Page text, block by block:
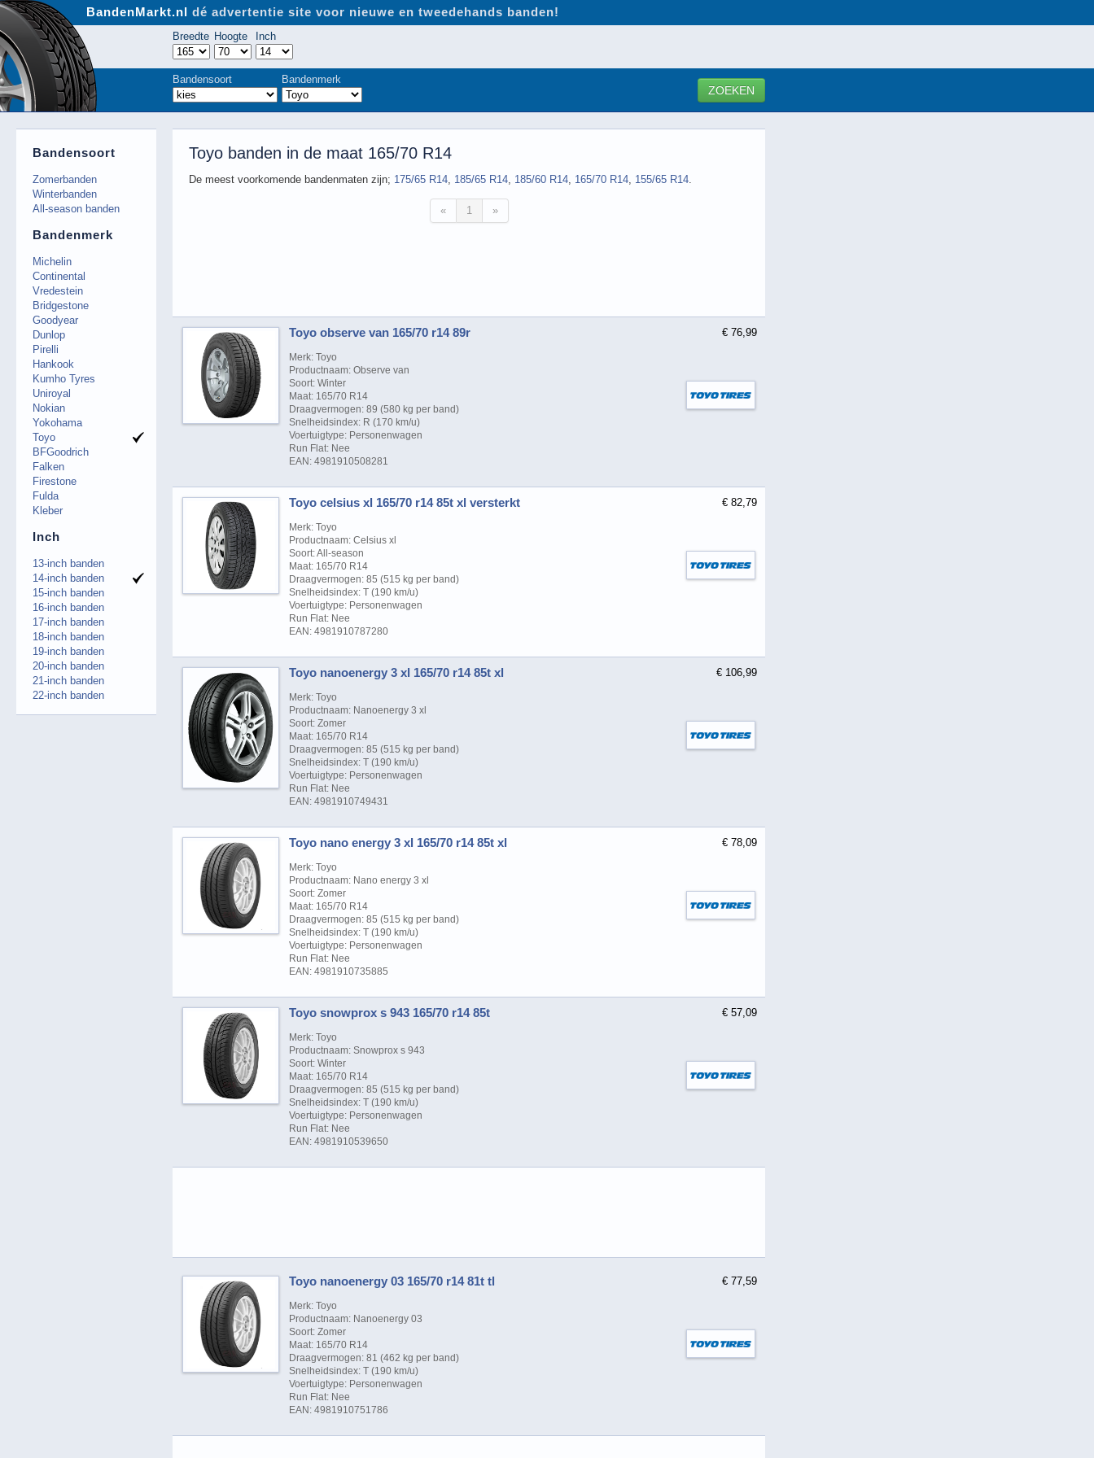
Toyo banden in de maat 165/70 R14
De meest voorkomende bandenmaten zijn; 175/65 R14 185/65 R14 185/60 R14 165/70 R14 155/65 R14
« 1 »
Toyo observe van 165/70 r14 89r
Merk: Toyo
Productnaam: Observe van
Soort: Winter
Maat: 165/70 R14
Draagvermogen: 89 (580 kg per band)
Snelheidsindex: R (170 km/u)
Voertuigtype: Personenwagen
Run Flat: Nee
EAN: 4981910508281
€ 76,99
Toyo celsius xl 165/70 r14 85t xl versterkt
Merk: Toyo
Productnaam: Celsius xl
Soort: All-season
Maat: 165/70 R14
Draagvermogen: 85 (515 kg per band)
Snelheidsindex: T (190 km/u)
Voertuigtype: Personenwagen
Run Flat: Nee
EAN: 4981910787280
€ 82,79
Toyo nanoenergy 3 xl 165/70 r14 85t xl
Merk: Toyo
Productnaam: Nanoenergy 3 xl
Soort: Zomer
Maat: 165/70 R14
Draagvermogen: 85 (515 kg per band)
Snelheidsindex: T (190 km/u)
Voertuigtype: Personenwagen
Run Flat: Nee
EAN: 4981910749431
€ 106,99
Toyo nano energy 3 xl 165/70 r14 85t xl
Merk: Toyo
Productnaam: Nano energy 3 xl
Soort: Zomer
Maat: 165/70 R14
Draagvermogen: 85 (515 kg per band)
Snelheidsindex: T (190 km/u)
Voertuigtype: Personenwagen
Run Flat: Nee
EAN: 4981910735885
€ 78,09
Toyo snowprox s 943 165/70 r14 85t
Merk: Toyo
Productnaam: Snowprox s 943
Soort: Winter
Maat: 165/70 R14
Draagvermogen: 85 (515 kg per band)
Snelheidsindex: T (190 km/u)
Voertuigtype: Personenwagen
Run Flat: Nee
EAN: 4981910539650
€ 57,09
Toyo nanoenergy 03 165/70 r14 81t tl
Merk: Toyo
Productnaam: Nanoenergy 03
Soort: Zomer
Maat: 165/70 R14
Draagvermogen: 81 (462 kg per band)
Snelheidsindex: T (190 km/u)
Voertuigtype: Personenwagen
Run Flat: Nee
EAN: 4981910751786
€ 77,59
Bandensoort
Zomerbanden
Winterbanden
All-season banden
Bandenmerk
Michelin
Continental
Vredestein
Bridgestone
Goodyear
Dunlop
Pirelli
Hankook
Kumho Tyres
Uniroyal
Nokian
Yokohama
Toyo
BFGoodrich
Falken
Firestone
Fulda
Kleber
Inch
13-inch banden
14-inch banden
15-inch banden
16-inch banden
17-inch banden
18-inch banden
19-inch banden
20-inch banden
21-inch banden
22-inch banden
BandenMarkt.nl dé advertentie site voor nieuwe en tweedehands banden!
Breedte Hoogte Inch
Bandensoort Bandenmerk
ZOEKEN